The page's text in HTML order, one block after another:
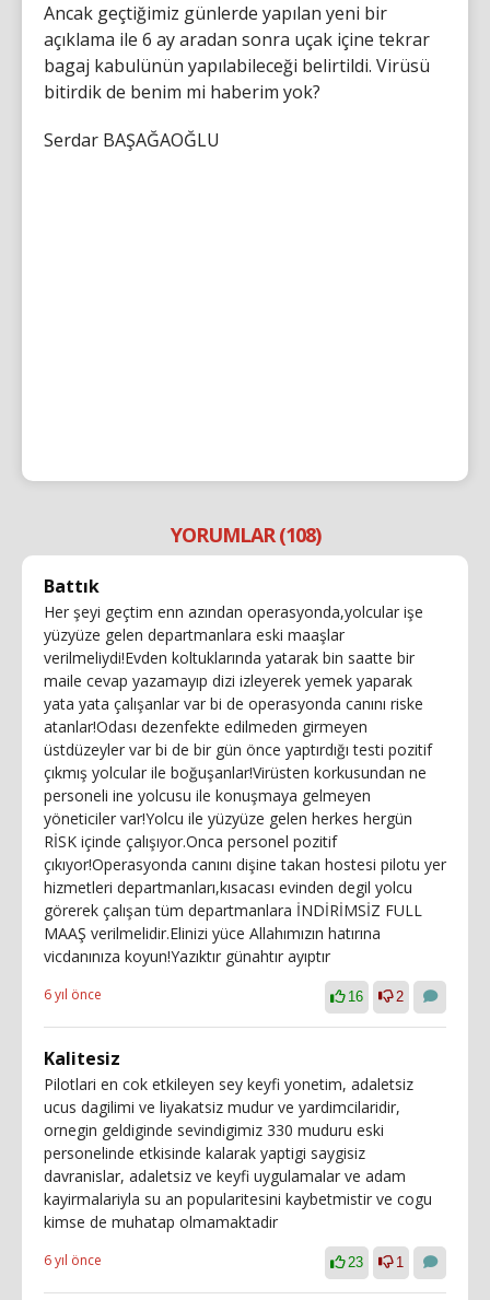
Ancak geçtiğimiz günlerde yapılan yeni bir
açıklama ile 6 ay aradan sonra uçak içine tekrar
bagaj kabulünün yapılabileceği belirtildi. Virüsü
bitirdik de benim mi haberim yok?
Serdar BAŞAĞAOĞLU
YORUMLAR (108)
Battık
Her şeyi geçtim enn azından operasyonda,yolcular işe
yüzyüze gelen departmanlara eski maaşlar
verilmeliydi!Evden koltuklarında yatarak bin saatte bir
maile cevap yazamayıp dizi izleyerek yemek yaparak
yata yata çalışanlar var bi de operasyonda canını riske
atanlar!Odası dezenfekte edilmeden girmeyen
üstdüzeyler var bi de bir gün önce yaptırdığı testi pozitif
çıkmış yolcular ile boğuşanlar!Virüsten korkusundan ne
personeli ine yolcusu ile konuşmaya gelmeyen
yöneticiler var!Yolcu ile yüzyüze gelen herkes hergün
RİSK içinde çalışıyor.Onca personel pozitif
çıkıyor!Operasyonda canını dişine takan hostesi pilotu yer
hizmetleri departmanları,kısacası evinden degil yolcu
görerek çalışan tüm departmanlara İNDİRİMSİZ FULL
MAAŞ verilmelidir.Elinizi yüce Allahımızın hatırına
vicdanınıza koyun!Yazıktır günahtır ayıptır
6 yıl önce 16 2
Kalitesiz
Pilotlari en cok etkileyen sey keyfi yonetim, adaletsiz
ucus dagilimi ve liyakatsiz mudur ve yardimcilaridir,
ornegin geldiginde sevindigimiz 330 muduru eski
personelinde etkisinde kalarak yaptigi saygisiz
davranislar, adaletsiz ve keyfi uygulamalar ve adam
kayirmalariyla su an popularitesini kaybetmistir ve cogu
kimse de muhatap olmamaktadir
6 yıl önce 23 1